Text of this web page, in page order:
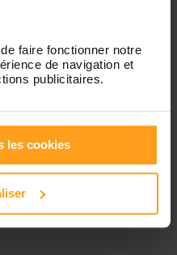
faire fonctionner notre
de navigation et
publicitaires.
les cookies
Je suis étudiante, en
enfants de 5 à 8 ans.
J’ai déjà garder deux